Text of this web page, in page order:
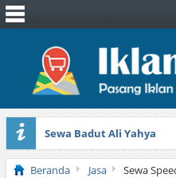
Sewa Badut Ali Yahya
Honda Brio 1.3 E AT CBU
Beranda Jasa Sewa